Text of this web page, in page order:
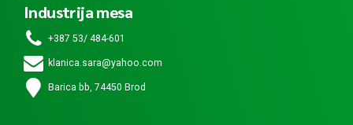
Industrija mesa
+387 53/ 484-601
klanica.sara@yahoo.com
Barica bb, 74450 Brod